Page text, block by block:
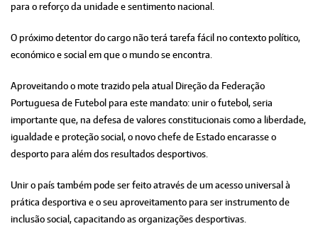
para o reforço da unidade e sentimento nacional.
O próximo detentor do cargo não terá tarefa fácil no contexto político,
económico e social em que o mundo se encontra.
Aproveitando o mote trazido pela atual Direção da Federação
Portuguesa de Futebol para este mandato: unir o futebol, seria
importante que, na defesa de valores constitucionais como a liberdade,
igualdade e proteção social, o novo chefe de Estado encarasse o
desporto para além dos resultados desportivos.
Unir o país também pode ser feito através de um acesso universal à
prática desportiva e o seu aproveitamento para ser instrumento de
inclusão social, capacitando as organizações desportivas.